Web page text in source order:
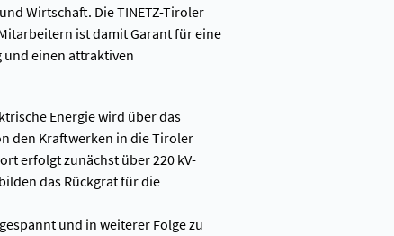
Wirtschaft. Die TINETZ-Tiroler
ist damit Garant für eine
einen attraktiven
Energie wird über das
den Kraftwerken in die Tiroler
erfolgt zunächst über 220 kV-
das Rückgrat für die
und in weiterer Folge zu